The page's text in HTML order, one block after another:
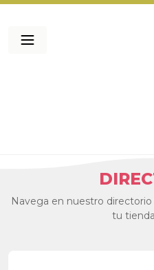
Navega en nuestro
tu